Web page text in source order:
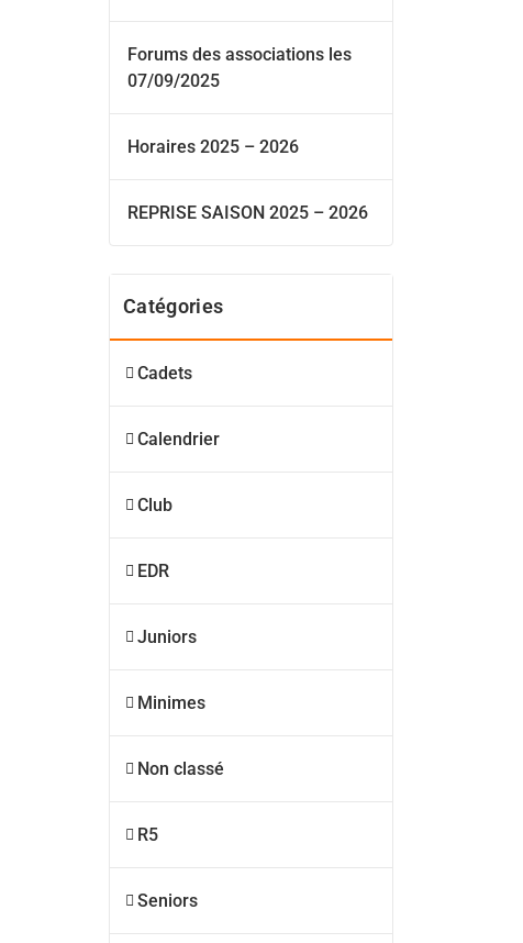
Forums des associations les
07/09/2025
Horaires 2025 – 2026
REPRISE SAISON 2025 – 2026
Catégories
Cadets
Calendrier
Club
EDR
Juniors
Minimes
Non classé
R5
Seniors